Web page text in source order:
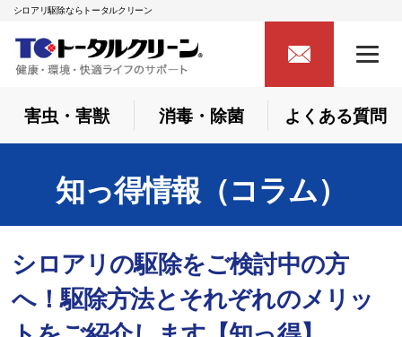
シロアリ駆除ならトータルクリーン
害虫・害獣 消毒・除菌 よくある質問
知っ得情報（コラム）
シロアリの駆除をご検討中の方
へ！駆除方法とそれぞれのメリッ